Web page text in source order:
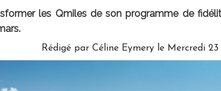
les Qmiles de son programme de
Rédigé par Céline Eymery le Mercredi